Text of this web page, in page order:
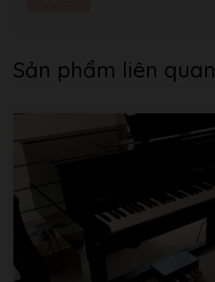
Sản phẩm liên quan